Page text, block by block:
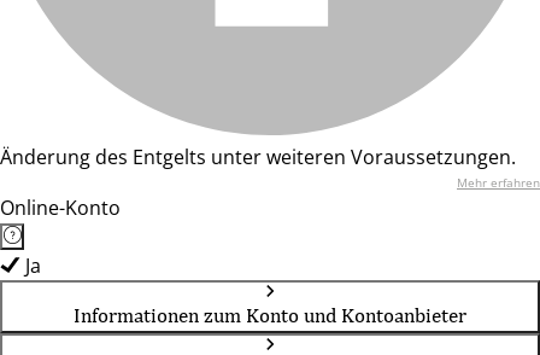
Änderung des Entgelts unter weiteren Voraussetzungen.
Mehr erfahren
Online-Konto
Ja
Informationen zum Konto und Kontoanbieter